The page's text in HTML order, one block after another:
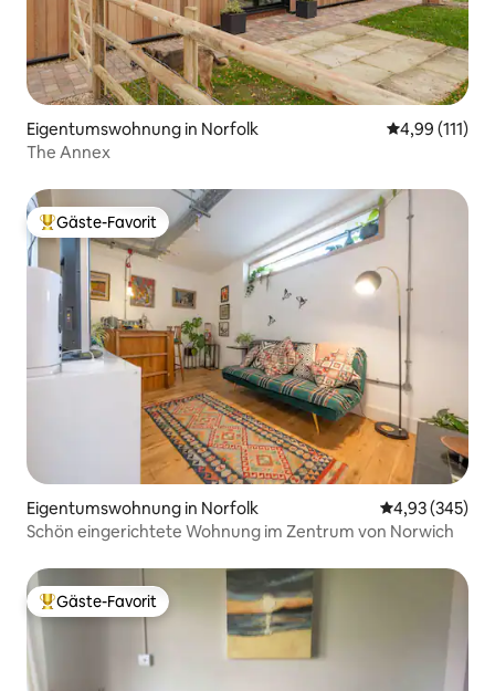
Eigentumswohnung in Norfolk
4,99 (111)
The Annex
Beliebter Gäste-Favorit.
Gäste-Favorit
Eigentumswohnung in Norfolk
4,93 (345)
Schön eingerichtete Wohnung im Zentrum von Norwich
Beliebter Gäste-Favorit.
Gäste-Favorit